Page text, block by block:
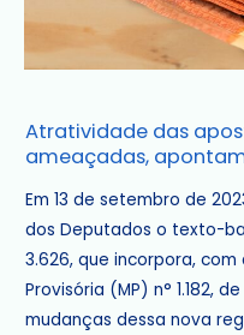
Atratividade das
ameaçadas,
Em 13 de setembro de
dos Deputados o texto-
3.626, que incorpora,
Provisória (MP) n° 1.182,
mudanças dessa nova
das
apostas
online
podem
estar
ameaçadas,
apontam